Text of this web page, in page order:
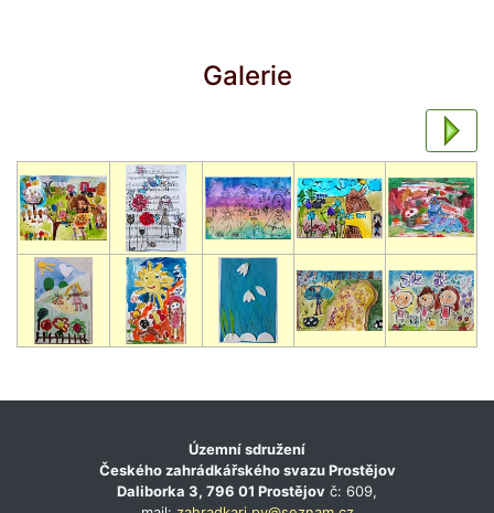
Galerie
Územní sdružení
Českého zahrádkářského svazu Prostějov
Daliborka 3, 796 01 Prostějov č: 609,